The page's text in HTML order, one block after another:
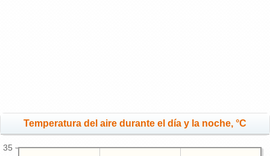
Temperatura del aire durante el día y la noche, °C
35